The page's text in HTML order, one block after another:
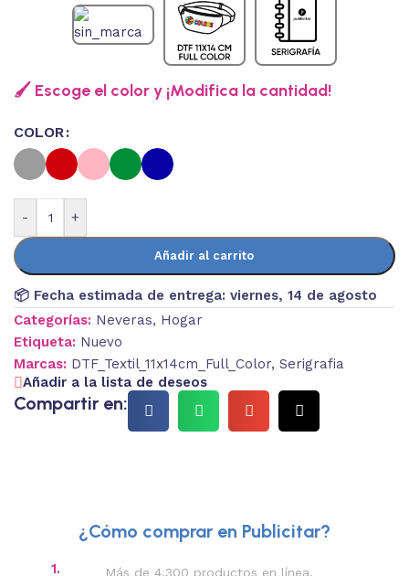
🖌️ Escoge el color y ¡Modifica la cantidad!
COLOR
- +
Añadir al carrito
📦 Fecha estimada de entrega: viernes, 14 de agosto
Categorías: Neveras, Hogar
Etiqueta: Nuevo
Marcas: DTF_Textil_11x14cm_Full_Color, Serigrafia
Añadir a la lista de deseos
Compartir en:
¿Cómo comprar en Publicitar?
1. Más de 4,300 productos en línea.